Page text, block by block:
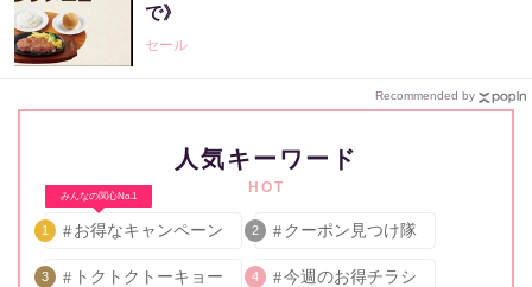
で》
セール
Recommended by
人気キーワード
HOT
みんなの関心No.1
1 お得なキャンペーン 2 クーポン見つけ隊
3 トクトクトーキョー 4 今週のお得チラシ